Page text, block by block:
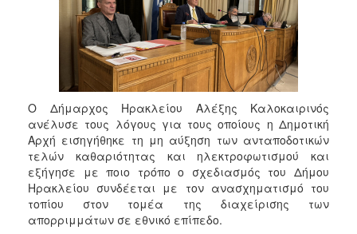
ΠΟΛΙΤΙΣΜΟΣ
ΑΝΘΕΚΤΙΚΗ
ΠΟΛΗ
Ο Δήμαρχος Ηρακλείου Αλέξης Καλοκαιρινός
ανέλυσε τους λόγους για τους οποίους η Δημοτική
Αρχή εισηγήθηκε τη μη αύξηση των ανταποδοτικών
τελών καθαριότητας και ηλεκτροφωτισμού και
εξήγησε με ποιο τρόπο ο σχεδιασμός του Δήμου
Ηρακλείου συνδέεται με τον ανασχηματισμό του
τοπίου στον τομέα της διαχείρισης των
απορριμμάτων σε εθνικό επίπεδο.